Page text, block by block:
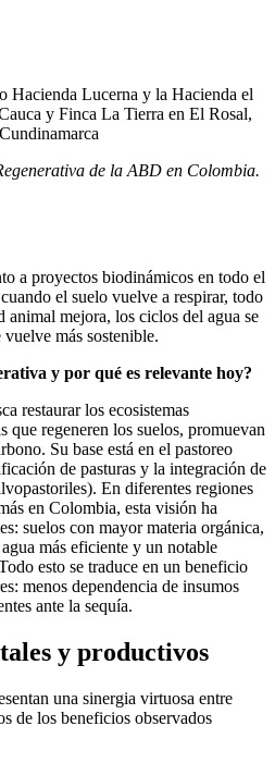
Hacienda Lucerna y la Hacienda el
y Finca La Tierra en El Rosal,
Cundinamarca
de la ABD en Colombia.
a proyectos biodinámicos en todo el
el suelo vuelve a respirar, todo
animal mejora, los ciclos del agua se
más sostenible.
y por qué es relevante hoy?
restaurar los ecosistemas
que regeneren los suelos, promuevan
Su base está en el pastoreo
de pasturas y la integración de
En diferentes regiones
en Colombia, esta visión ha
suelos con mayor materia orgánica,
más eficiente y un notable
esto se traduce en un beneficio
menos dependencia de insumos
ante la sequía.
y productivos
una sinergia virtuosa entre
de los beneficios observados